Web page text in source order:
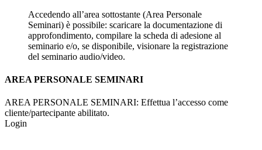
Accedendo all’area sottostante (Area Personale
Seminari) è possibile: scaricare la documentazione di
approfondimento, compilare la scheda di adesione al
seminario e/o, se disponibile, visionare la registrazione
del seminario audio/video.
AREA PERSONALE SEMINARI
AREA PERSONALE SEMINARI: Effettua l’accesso come
cliente/partecipante abilitato.
Login